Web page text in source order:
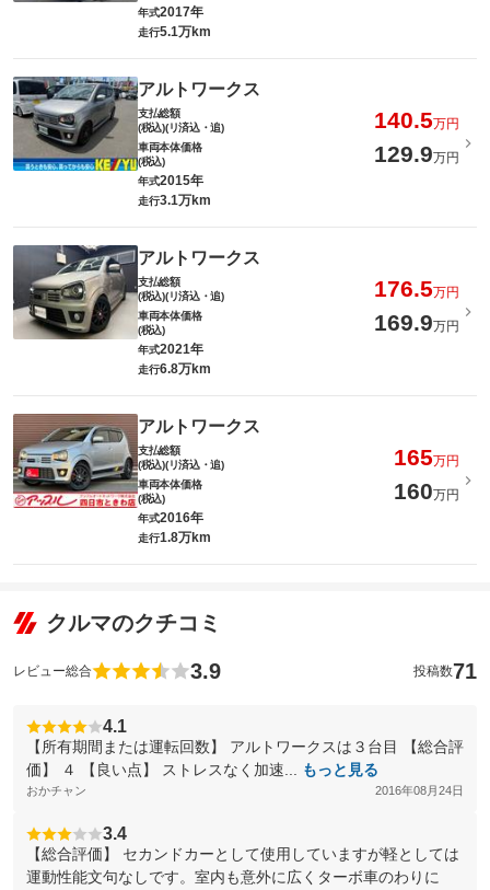
年式2017年
走行5.1万km
アルトワークス
支払総額
(税込)(リ済込・追)
140.5万円
車両本体価格
(税込)
129.9万円
年式2015年
走行3.1万km
アルトワークス
支払総額
(税込)(リ済込・追)
176.5万円
車両本体価格
(税込)
169.9万円
年式2021年
走行6.8万km
アルトワークス
支払総額
(税込)(リ済込・追)
165万円
車両本体価格
(税込)
160万円
年式2016年
走行1.8万km
クルマのクチコミ
レビュー総合 3.9 投稿数71
4.1
【所有期間または運転回数】 アルトワークスは３台目 【総合評
価】 ４ 【良い点】 ストレスなく加速...
もっと見る
おかチャン 2016年08月24日
3.4
【総合評価】 セカンドカーとして使用していますが軽としては
運動性能文句なしです。室内も意外に広くターボ車のわりに